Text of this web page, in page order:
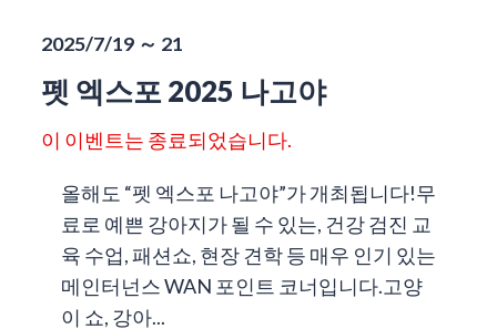
2025/7/19 ～ 21
펫 엑스포 2025 나고야
이 이벤트는 종료되었습니다.
올해도 “펫 엑스포 나고야”가 개최됩니다!무
료로 예쁜 강아지가 될 수 있는, 건강 검진 교
육 수업, 패션쇼, 현장 견학 등 매우 인기 있는
메인터넌스 WAN 포인트 코너입니다.고양
이 쇼, 강아...